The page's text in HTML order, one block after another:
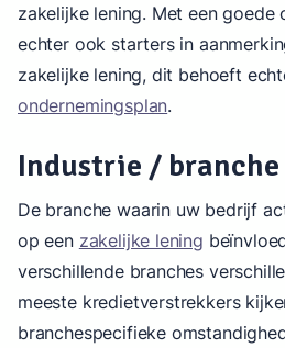
zakelijke lening. Met een goede
echter ook starters in
zakelijke lening, dit behoeft
ondernemingsplan.
Industrie / branche
De branche waarin uw bedrijf
op een zakelijke lening
verschillende branches
meeste kredietverstrekkers
branchespecifieke